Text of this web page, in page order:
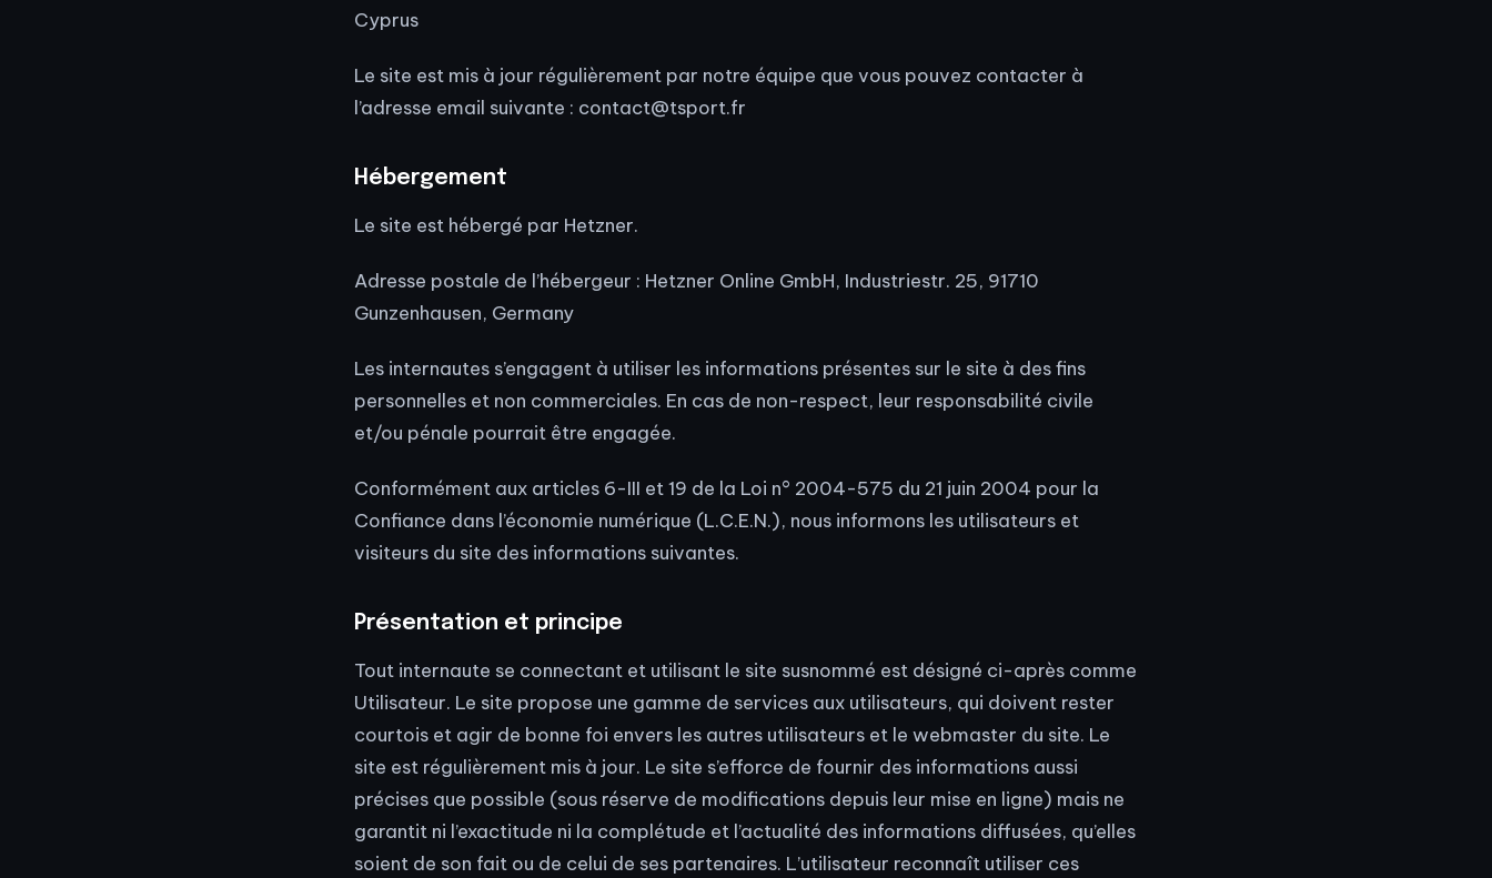
Cyprus
Le site est mis à jour régulièrement par notre équipe que vous pouvez contacter à
l’adresse email suivante : contact@tsport.fr
Hébergement
Le site est hébergé par Hetzner.
Adresse postale de l’hébergeur : Hetzner Online GmbH, Industriestr. 25, 91710
Gunzenhausen, Germany
Les internautes s’engagent à utiliser les informations présentes sur le site à des fins
personnelles et non commerciales. En cas de non-respect, leur responsabilité civile
et/ou pénale pourrait être engagée.
Conformément aux articles 6-III et 19 de la Loi n° 2004-575 du 21 juin 2004 pour la
Confiance dans l’économie numérique (L.C.E.N.), nous informons les utilisateurs et
visiteurs du site des informations suivantes.
Présentation et principe
Tout internaute se connectant et utilisant le site susnommé est désigné ci-après comme
Utilisateur. Le site propose une gamme de services aux utilisateurs, qui doivent rester
courtois et agir de bonne foi envers les autres utilisateurs et le webmaster du site. Le
site est régulièrement mis à jour. Le site s’efforce de fournir des informations aussi
précises que possible (sous réserve de modifications depuis leur mise en ligne) mais ne
garantit ni l’exactitude ni la complétude et l’actualité des informations diffusées, qu’elles
soient de son fait ou de celui de ses partenaires. L’utilisateur reconnaît utiliser ces